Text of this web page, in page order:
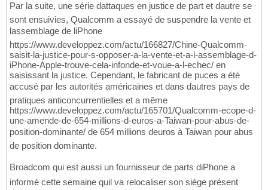
Par la suite, une série dattaques en justice de part et dautre se
sont ensuivies, Qualcomm a essayé de suspendre la vente et
lassemblage de liPhone
https://www.developpez.com/actu/166827/Chine-Qualcomm-
saisit-la-justice-pour-s-opposer-a-la-vente-et-a-l-assemblage-d-
iPhone-Apple-trouve-cela-infonde-et-voue-a-l-echec/ en
saisissant la justice. Cependant, le fabricant de puces a été
accusé par les autorités américaines et dans dautres pays de
pratiques anticoncurrentielles et a même
https://www.developpez.com/actu/165701/Qualcomm-ecope-d-
une-amende-de-654-millions-d-euros-a-Taiwan-pour-abus-de-
position-dominante/ de 654 millions deuros à Taiwan pour abus
de position dominante.
Broadcom qui est aussi un fournisseur de parts diPhone a
informé cette semaine quil va relocaliser son siège présent